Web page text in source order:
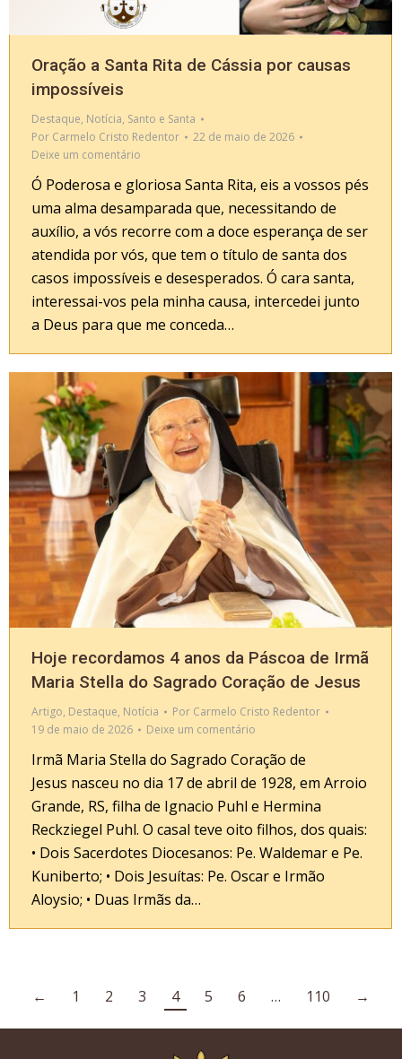
Oração a Santa Rita de Cássia por causas
impossíveis
Destaque, Notícia, Santo e Santa
Por Carmelo Cristo Redentor
22 de maio de 2026
Deixe um comentário
Ó Poderosa e gloriosa Santa Rita, eis a vossos pés
uma alma desamparada que, necessitando de
auxílio, a vós recorre com a doce esperança de ser
atendida por vós, que tem o título de santa dos
casos impossíveis e desesperados. Ó cara santa,
interessai-vos pela minha causa, intercedei junto
a Deus para que me conceda…
Hoje recordamos 4 anos da Páscoa de Irmã
Maria Stella do Sagrado Coração de Jesus
Artigo, Destaque, Notícia Por Carmelo Cristo Redentor
19 de maio de 2026
Deixe um comentário
Irmã Maria Stella do Sagrado Coração de
Jesus nasceu no dia 17 de abril de 1928, em Arroio
Grande, RS, filha de Ignacio Puhl e Hermina
Reckziegel Puhl. O casal teve oito filhos, dos quais:
• Dois Sacerdotes Diocesanos: Pe. Waldemar e Pe.
Kuniberto; • Dois Jesuítas: Pe. Oscar e Irmão
Aloysio; • Duas Irmãs da…
← 1 2 3 4 5 6 … 110 →